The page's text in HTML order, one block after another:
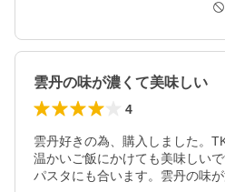
雲丹の味が濃くて美味しい
4
雲丹好きの為、購入しました。
温かいご飯にかけても美味しい
パスタにも合います。雲丹の味が